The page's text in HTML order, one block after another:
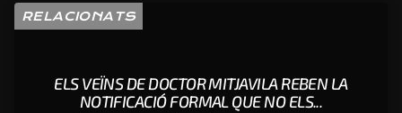
RELACIONATS
ELS VEÏNS DE DOCTOR MITJAVILA REBEN LA
NOTIFICACIÓ FORMAL QUE NO ELS...